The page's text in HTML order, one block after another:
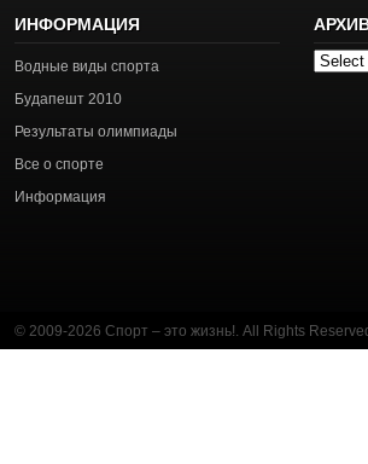
ИНФОРМАЦИЯ
Водные виды спорта
Будапешт 2010
Результаты олимпиады
Все о спорте
Информация
Архив
© 2009-2026 Спорт – это жизнь!. All Rights